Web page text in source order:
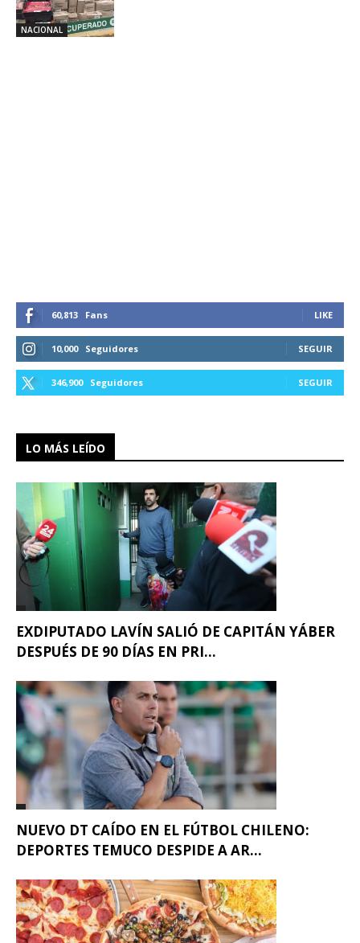
NACIONAL
60,813 Fans LIKE
10,000 Seguidores SEGUIR
346,900 Seguidores SEGUIR
LO MÁS LEÍDO
EXDIPUTADO LAVÍN SALIÓ DE CAPITÁN YÁBER
DESPUÉS DE 90 DÍAS EN PRI...
NUEVO DT CAÍDO EN EL FÚTBOL CHILENO:
DEPORTES TEMUCO DESPIDE A AR...